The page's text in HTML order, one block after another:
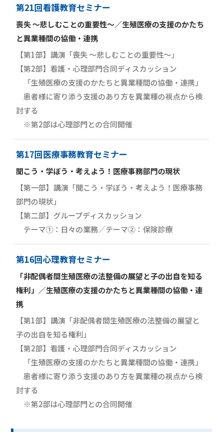
第21回看護教育セミナー
喪失 ～悲しむことの重要性～／生殖医療の支援のかたち
と異業種間の協働・連携
【第1部】講演「喪失 ～悲しむことの重要性～」
【第2部】看護・心理部門合同ディスカッション
「生殖医療の支援のかたちと異業種間の協働・連携」
患者様に寄り添う支援のあり方を異業種の視点から検
討する
※第2部は心理部門との合同開催
第17回医療事務教育セミナー
聞こう・学ぼう・考えよう！医療事務部門の現状
【第一部】講演「聞こう・学ぼう・考えよう！医療事務
部門の現状」
【第二部】グループディスカッション
テーマ①：日々の業務／テーマ②：保険診療
第16回心理教育セミナー
「非配偶者間生殖医療の法整備の展望と子の出自を知る
権利」／生殖医療の支援のかたちと異業種間の協働・連
携
【第1部】講演「非配偶者間生殖医療の法整備の展望と
子の出自を知る権利」
【第2部】看護・心理部門合同ディスカッション
「生殖医療の支援のかたちと異業種間の協働・連携」
患者様に寄り添う支援のあり方を異業種の視点から検
討する
※第2部は心理部門との合同開催